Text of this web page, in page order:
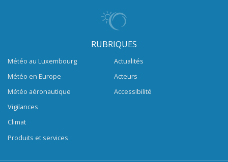
RUBRIQUES
Météo au Luxembourg
Météo en Europe
Météo aéronautique
Vigilances
Climat
Produits et services
Actualités
Acteurs
Accessibilité